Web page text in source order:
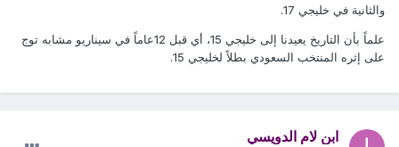
والثانية في خليجي 17.
علماً بأن التاريخ يعيدنا إلى خليجي 15، أي قبل 12عاماً في سيناريو مشابه توج
على إثره المنتخب السعودي بطلاً لخليجي 15.
ابن لام الدويسي